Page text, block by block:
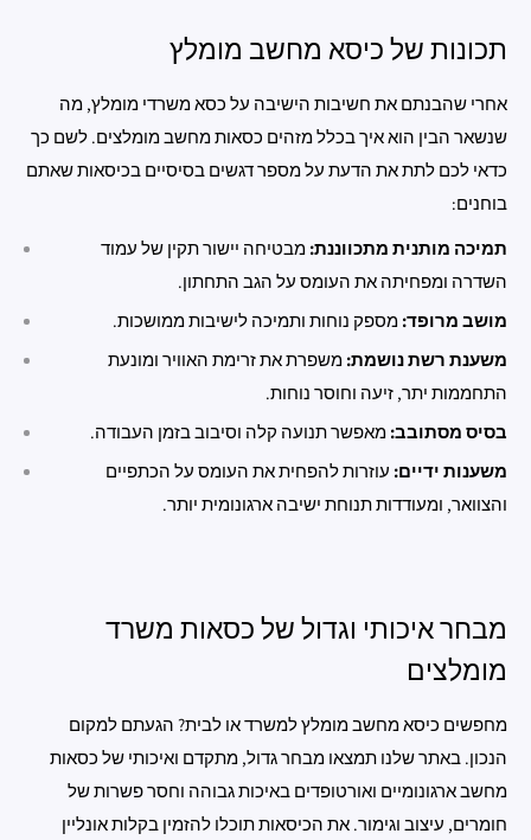
תכונות של כיסא מחשב מומלץ
אחרי שהבנתם את חשיבות הישיבה על כסא משרדי מומלץ, מה
שנשאר הבין הוא איך בכלל מזהים כסאות מחשב מומלצים. לשם כך
כדאי לכם לתת את הדעת על מספר דגשים בסיסיים בכיסאות שאתם
בוחנים:
תמיכה מותנית מתכווננת: מבטיחה יישור תקין של עמוד
השדרה ומפחיתה את העומס על הגב התחתון.
מושב מרופד: מספק נוחות ותמיכה לישיבות ממושכות.
משענת רשת נושמת: משפרת את זרימת האוויר ומונעת
התחממות יתר, זיעה וחוסר נוחות.
בסיס מסתובב: מאפשר תנועה קלה וסיבוב בזמן העבודה.
משענות ידיים: עוזרות להפחית את העומס על הכתפיים
והצוואר, ומעודדות תנוחת ישיבה ארגונומית יותר.
מבחר איכותי וגדול של כסאות משרד
מומלצים
מחפשים כיסא מחשב מומלץ למשרד או לבית? הגעתם למקום
הנכון. באתר שלנו תמצאו מבחר גדול, מתקדם ואיכותי של כסאות
מחשב ארגונומיים ואורטופדים באיכות גבוהה וחסר פשרות של
חומרים, עיצוב וגימור. את הכיסאות תוכלו להזמין בקלות אונליין